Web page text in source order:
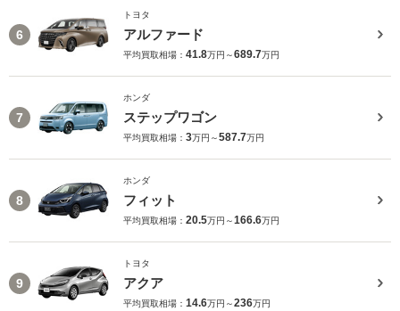
6
トヨタ
アルファード
平均買取相場： 41.8万円～689.7万円
7
ホンダ
ステップワゴン
平均買取相場： 3万円～587.7万円
8
ホンダ
フィット
平均買取相場： 20.5万円～166.6万円
9
トヨタ
アクア
平均買取相場： 14.6万円～236万円